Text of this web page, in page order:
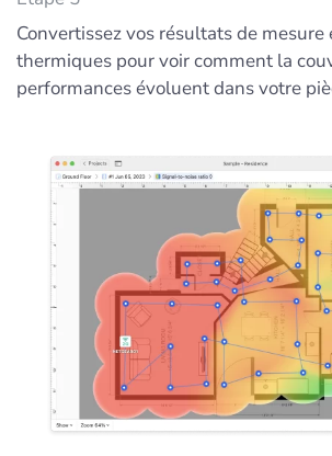
Convertissez vos résultats de mesure
thermiques pour voir comment la
performances évoluent dans votre